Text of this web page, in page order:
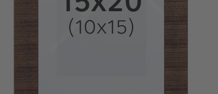
VÝPRODEJ
FOTO BAZAR
Akce a slevy